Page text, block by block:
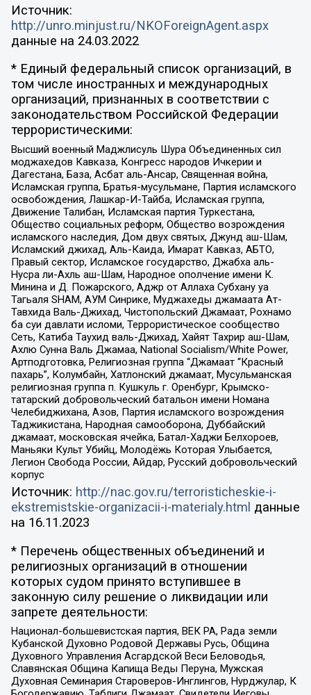
Источник:
http://unro.minjust.ru/NKOForeignAgent.aspx
данные на 24.03.2022
* Единый федеральный список организаций, в
том числе иностранных и международных
организаций, признанных в соответствии с
законодательством Российской Федерации
террористическими:
Высший военный Маджлисуль Шура Объединенных сил
моджахедов Кавказа, Конгресс народов Ичкерии и
Дагестана, База, Асбат аль-Ансар, Священная война,
Исламская группа, Братья-мусульмане, Партия исламского
освобождения, Лашкар-И-Тайба, Исламская группа,
Движение Талибан, Исламская партия Туркестана,
Общество социальных реформ, Общество возрождения
исламского наследия, Дом двух святых, Джунд аш-Шам,
Исламский джихад, Аль-Каида, Имарат Кавказ, АБТО,
Правый сектор, Исламское государство, Джабха аль-
Нусра ли-Ахль аш-Шам, Народное ополчение имени К.
Минина и Д. Пожарского, Аджр от Аллаха Субхану уа
Тагьаля SHAM, АУМ Синрике, Муджахеды джамаата Ат-
Тавхида Валь-Джихад, Чистопольский Джамаат, Рохнамо
ба суи давлати исломи, Террористическое сообщество
Сеть, Катиба Таухид валь-Джихад, Хайят Тахрир аш-Шам,
Ахлю Сунна Валь Джамаа, National Socialism/White Power,
Артподготовка, Религиозная группа “Джамаат “Красный
пахарь”, Колумбайн, Хатлонский джамаат, Мусульманская
религиозная группа п. Кушкуль г. Оренбург, Крымско-
татарский добровольческий батальон имени Номана
Челебиджихана, Азов, Партия исламского возрождения
Таджикистана, Народная самооборона, Дуббайский
джамаат, московская ячейка, Батал-Хаджи Белхороев,
Маньяки Культ Убийц, Молодёжь Которая Улыбается,
Легион Свобода России, Айдар, Русский добровольческий
корпус
Источник: http://nac.gov.ru/terroristicheskie-i-
ekstremistskie-organizacii-i-materialy.html данные
на 16.11.2023
* Перечень общественных объединений и
религиозных организаций в отношении
которых судом принято вступившее в
законную силу решение о ликвидации или
запрете деятельности:
Национал-большевистская партия, ВЕК РА, Рада земли
Кубанской Духовно Родовой Державы Русь, Община
Духовного Управления Асгардской Веси Беловодья,
Славянская Община Капища Веды Перуна, Мужская
Духовная Семинария Староверов-Инглингов, Нурджулар, К